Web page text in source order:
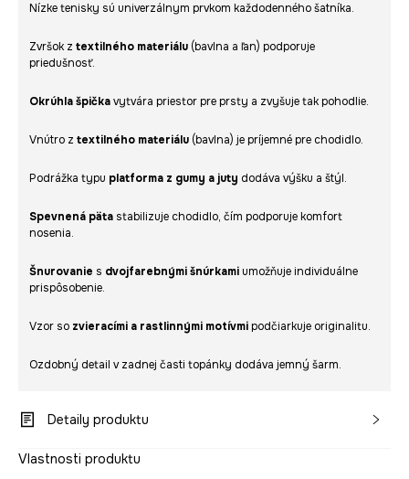
Nízke tenisky sú univerzálnym prvkom každodenného šatníka.
Zvršok z textilného materiálu (bavlna a ľan) podporuje
priedušnosť.
Okrúhla špičkavytvára priestor pre prsty a zvyšuje tak pohodlie.
Vnútro z textilného materiálu (bavlna) je príjemné pre chodidlo.
Podrážka typu platforma z gumy a juty dodáva výšku a štýl.
Spevnená päta stabilizuje chodidlo, čím podporuje komfort
nosenia.
Šnurovanie s dvojfarebnými šnúrkami umožňuje individuálne
prispôsobenie.
Vzor so zvieracími a rastlinnými motívmi podčiarkuje originalitu.
Ozdobný detail v zadnej časti topánky dodáva jemný šarm.
Detaily produktu
Vlastnosti produktu